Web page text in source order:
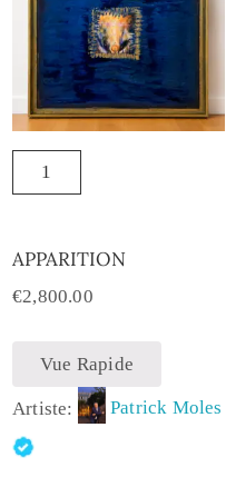
APPARITION
€2,800.00
Vue Rapide
Artiste: Patrick Moles